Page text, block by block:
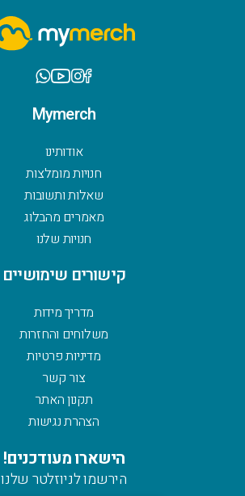
Mymerch
אודותינו
חנויות מומלצות
שאלות ותשובות
מאמרים מהבלוג
חנויות שלנו
קישורים שימושיים
מדריך מידות
משלוחים והחזרות
מדיניות פרטיות
צור קשר
תקנון האתר
הצהרת נגישות
הישארו מעודכנים!
הירשמו לניוזלטר שלנו